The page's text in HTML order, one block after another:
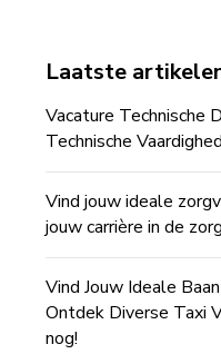
Laatste
Vacature Technische
Technische
Vind jouw ideale
jouw carrière in de
Vind Jouw Ideale
Ontdek Diverse Taxi
nog!